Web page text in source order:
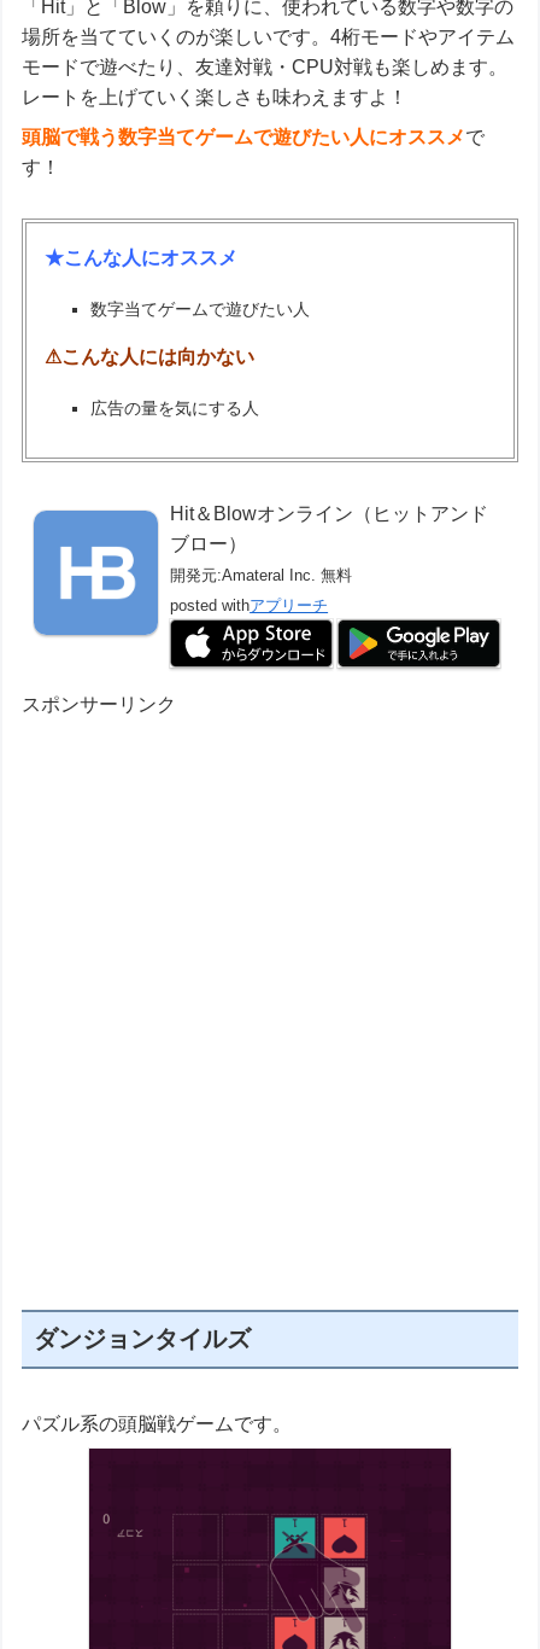
「Hit」と「Blow」を頼りに、使われている数字や数字の
場所を当てていくのが楽しいです。4桁モードやアイテム
モードで遊べたり、友達対戦・CPU対戦も楽しめます。
レートを上げていく楽しさも味わえますよ！
頭脳で戦う数字当てゲームで遊びたい人にオススメで
す！
★こんな人にオススメ
数字当てゲームで遊びたい人
⚠こんな人には向かない
広告の量を気にする人
Hit＆Blowオンライン（ヒットアンド
ブロー）
開発元:Amateral Inc. 無料
posted withアプリーチ
スポンサーリンク
ダンジョンタイルズ
パズル系の頭脳戦ゲームです。